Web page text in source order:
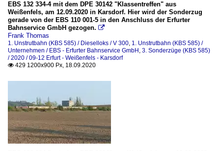
EBS 132 334-4 mit dem DPE 30142 "Klassentreffen" aus
Weißenfels, am 12.09.2020 in Karsdorf. Hier wird der Sonderzug
gerade von der EBS 110 001-5 in den Anschluss der Erfurter
Bahnservice GmbH gezogen. 
Frank Thomas
1. Unstrutbahn (KBS 585) / Dieselloks / V 300, 1. Unstrutbahn (KBS 585) /
Unternehmen / EBS - Erfurter Bahnservice GmbH , 3. Sonderzüge (KBS 585)
/ 2020 / 09-12 Erfurt - Weißenfels - Karsdorf
 429 1200x900 Px, 18.09.2020